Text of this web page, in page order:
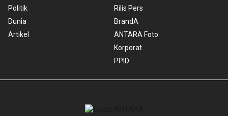
Politik
Dunia
Artikel
Rilis Pers
BrandA
ANTARA Foto
Korporat
PPID